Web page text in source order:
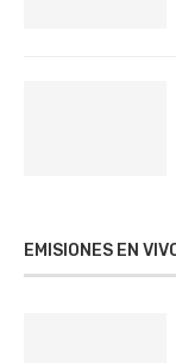
EMISIONES EN